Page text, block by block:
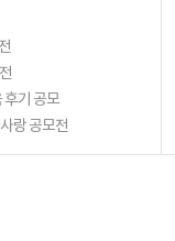
후기 공모
랑 공모전